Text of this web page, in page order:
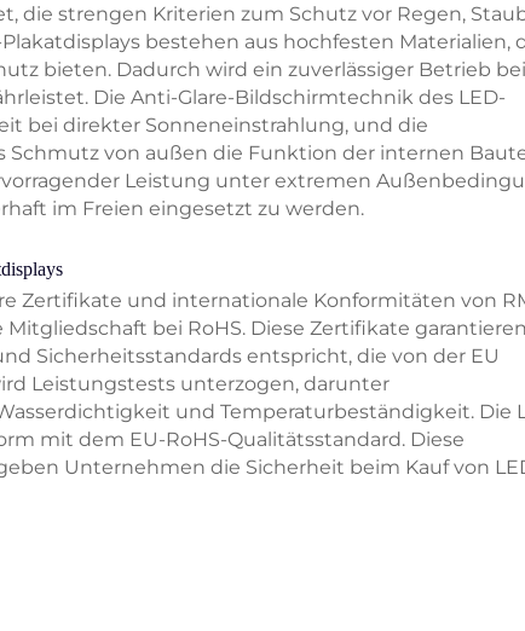
die strengen Kriterien zum Schutz vor Regen,
bestehen aus hochfesten Materialien,
bieten. Dadurch wird ein zuverlässiger Betrieb
Die Anti-Glare-Bildschirmtechnik des LED-
bei direkter Sonneneinstrahlung, und die
von außen die Funktion der internen
Leistung unter extremen
im Freien eingesetzt zu werden.
Zertifikate und internationale Konformitäten von
Mitgliedschaft bei RoHS. Diese Zertifikate
Sicherheitsstandards entspricht, die von der EU
Leistungstests unterzogen, darunter
und Temperaturbeständigkeit. Die
mit dem EU-RoHS-Qualitätsstandard. Diese
Unternehmen die Sicherheit beim Kauf von